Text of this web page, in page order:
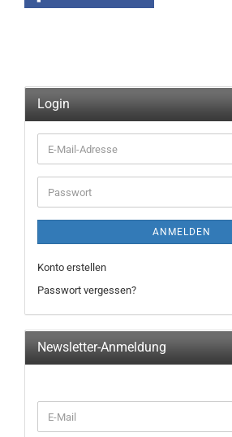
Login
E-
Mail-
Adresse
Passwort
ANMELDEN
Konto erstellen
Passwort vergessen?
Newsletter-Anmeldung
ZUR
E-
Mail